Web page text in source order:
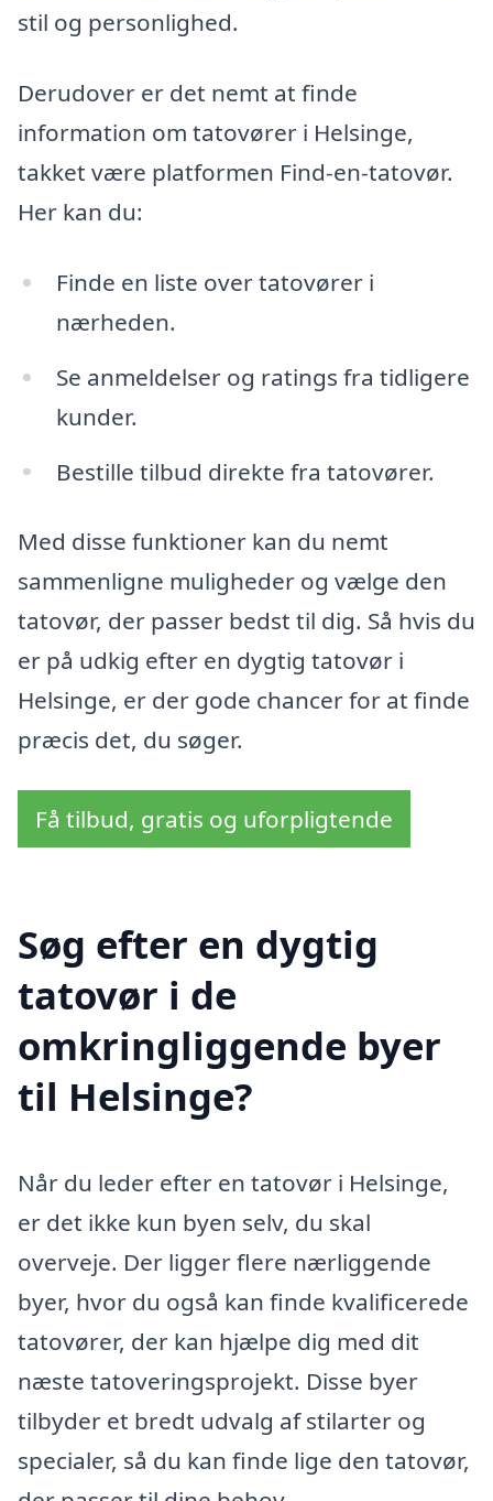
stil og personlighed.
Derudover er det nemt at finde
information om tatovører i Helsinge,
takket være platformen Find-en-tatovør.
Her kan du:
Finde en liste over tatovører i
nærheden.
Se anmeldelser og ratings fra tidligere
kunder.
Bestille tilbud direkte fra tatovører.
Med disse funktioner kan du nemt
sammenligne muligheder og vælge den
tatovør, der passer bedst til dig. Så hvis du
er på udkig efter en dygtig tatovør i
Helsinge, er der gode chancer for at finde
præcis det, du søger.
Få tilbud, gratis og uforpligtende
Søg efter en dygtig
tatovør i de
omkringliggende byer
til Helsinge?
Når du leder efter en tatovør i Helsinge,
er det ikke kun byen selv, du skal
overveje. Der ligger flere nærliggende
byer, hvor du også kan finde kvalificerede
tatovører, der kan hjælpe dig med dit
næste tatoveringsprojekt. Disse byer
tilbyder et bredt udvalg af stilarter og
specialer, så du kan finde lige den tatovør,